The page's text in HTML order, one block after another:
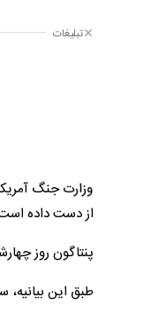
تبلیغات
وزارت جنگ
از دست داده
پنتاگون روز چهارشنبه
طبق این بیانیه، سیبل در ۳۱ مه در پایگاه هوایی اربیل حین پشتیبانی از عملیات مبارزه